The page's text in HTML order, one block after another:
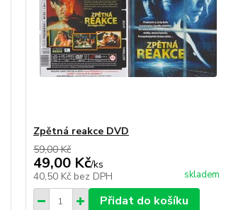
Zpětná reakce DVD
59,00 Kč
49,00 Kč/ks
40,50 Kč bez DPH skladem
Přidat do košíku